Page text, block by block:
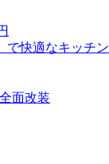
快適なキッチン
面改装